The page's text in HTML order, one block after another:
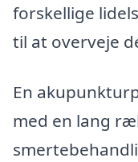
forskellige
til at overveje
En
med en lang